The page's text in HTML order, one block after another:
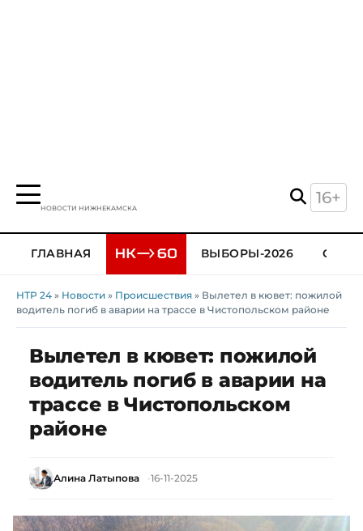
НОВОСТИ НИЖНЕКАМСКА
16+
ГЛАВНАЯ ВЫБОРЫ-2026
НТР 24 » Новости » Происшествия » Вылетел в кювет: пожилой
водитель погиб в аварии на трассе в Чистопольском районе
Вылетел в кювет: пожилой
водитель погиб в аварии на
трассе в Чистопольском
районе
Алина Латыпова 16-11-2025